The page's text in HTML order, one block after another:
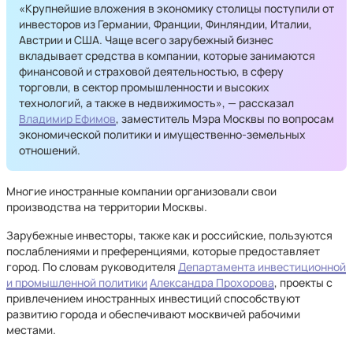
«Крупнейшие вложения в экономику столицы поступили от
инвесторов из Германии, Франции, Финляндии, Италии,
Австрии и США. Чаще всего зарубежный бизнес
вкладывает средства в компании, которые занимаются
финансовой и страховой деятельностью, в сферу
торговли, в сектор промышленности и высоких
технологий, а также в недвижимость», — рассказал
Владимир Ефимов, заместитель Мэра Москвы по вопросам
экономической политики и имущественно-земельных
отношений.
Многие иностранные компании организовали свои
производства на территории Москвы.
Зарубежные инвесторы, также как и российские, пользуются
послаблениями и преференциями, которые предоставляет
город. По словам руководителя Департамента инвестиционной
и промышленной политики Александра Прохорова, проекты с
привлечением иностранных инвестиций способствуют
развитию города и обеспечивают москвичей рабочими
местами.